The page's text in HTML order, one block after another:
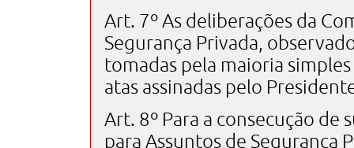
Art. 7º As deliberações da
Segurança Privada,
tomadas pela maioria
atas assinadas pelo
Art. 8º Para a consecução de
para Assuntos de Segurança